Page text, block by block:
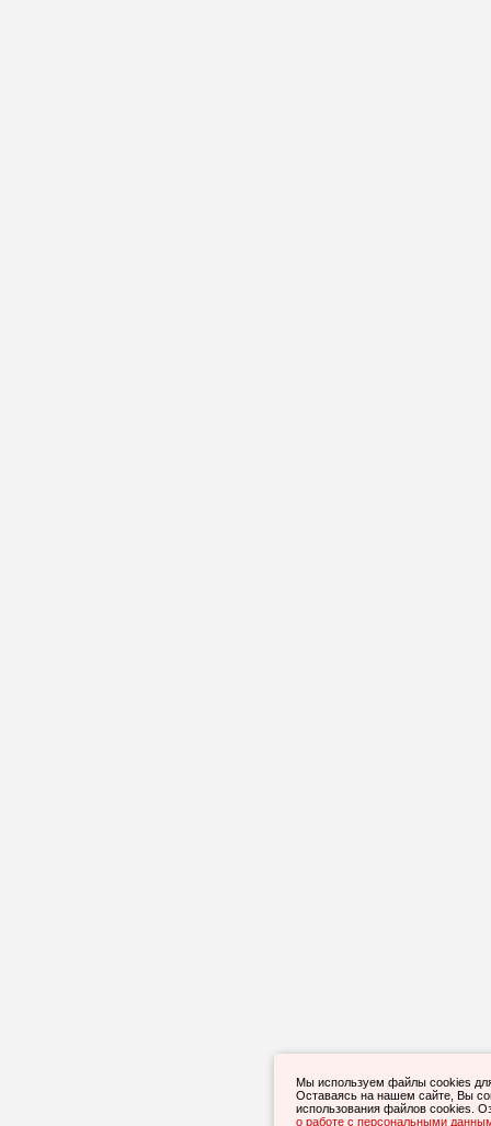
Мы используем файлы cookies
Оставаясь на нашем сайте, Вы
использования файлов cookies.
о работе с персональными